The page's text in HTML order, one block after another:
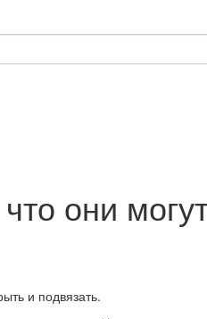
они
и подвязать.